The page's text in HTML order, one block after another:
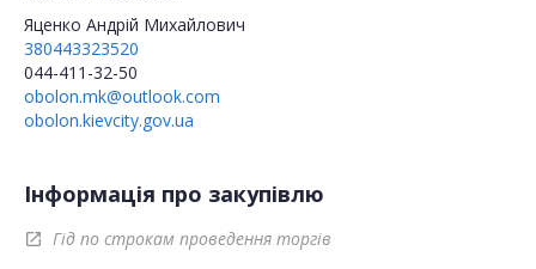
Яценко Андрій Михайлович
380443323520
044-411-32-50
obolon.mk@outlook.com
obolon.kievcity.gov.ua
Інформація про закупівлю
open_in_new Гід по строкам проведення торгів